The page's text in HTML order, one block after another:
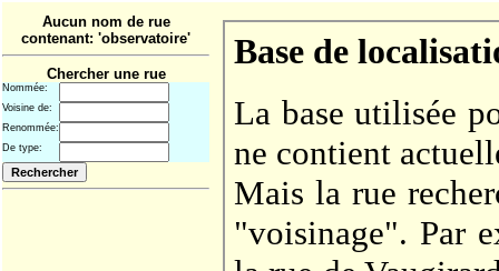
Aucun nom de rue
contenant: 'observatoire'
Chercher une rue
Nommée:
Voisine de:
Renommée:
De type: